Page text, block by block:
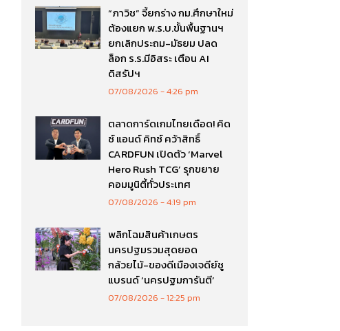
“ภาวิช” จี้ยกร่าง กม.ศึกษาใหม่
ต้องแยก พ.ร.บ.ขั้นพื้นฐานฯ
ยกเลิกประถม-มัธยม ปลด
ล็อก ร.ร.มีอิสระ เตือน AI
ดิสรัปฯ
07/08/2026 4:26 pm
ตลาดการ์ดเกมไทยเดือด! คิด
ซ์ แอนด์ คิทซ์ คว้าสิทธิ์
CARDFUN เปิดตัว ‘Marvel
Hero Rush TCG’ รุกขยาย
คอมมูนิตี้ทั่วประเทศ
07/08/2026 4:19 pm
พลิกโฉมสินค้าเกษตร
นครปฐมรวมสุดยอด
กล้วยไม้-ของดีเมืองเจดีย์ชู
แบรนด์ ‘นครปฐมการันตี’
07/08/2026 12:25 pm